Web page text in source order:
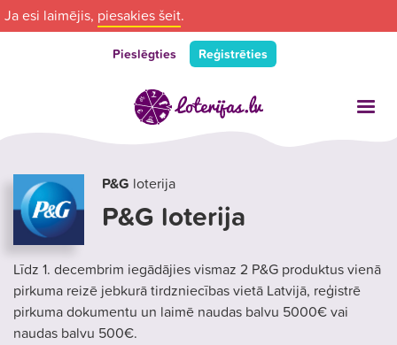
Ja esi laimējis, piesakies šeit.
Pieslēgties Reģistrēties
P&G loterija
P&G loterija
Līdz 1. decembrim iegādājies vismaz 2 P&G produktus vienā
pirkuma reizē jebkurā tirdzniecības vietā Latvijā, reģistrē
pirkuma dokumentu un laimē naudas balvu 5000€ vai
naudas balvu 500€.